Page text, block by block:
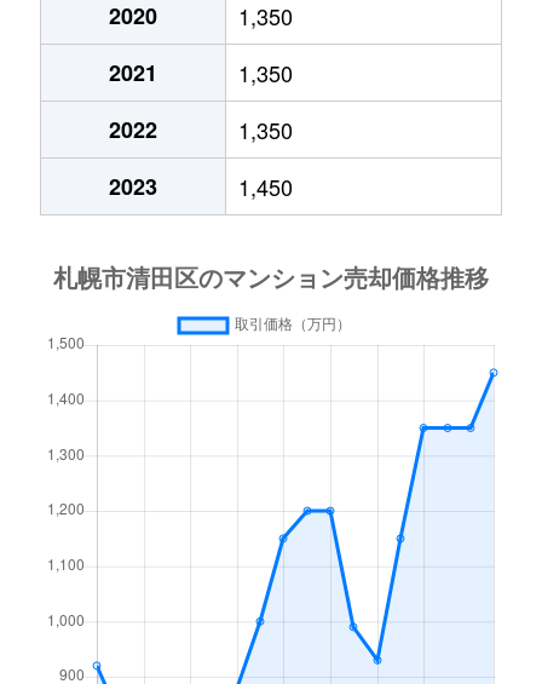
平岡５条
1,600万円
平岡６条
2,100万円
平岡６条
2,700万円
平岡公園東
2,200万円
2020
1,350
2021
1,350
2022
1,350
2023
1,450